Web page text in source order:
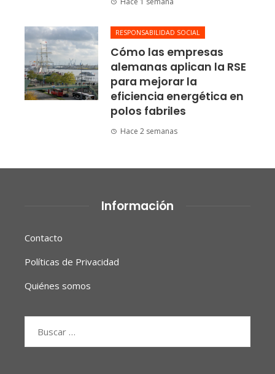
RESPONSABILIDAD SOCIAL
Cómo las empresas
alemanas aplican la RSE
para mejorar la
eficiencia energética en
polos fabriles
Hace 2 semanas
Información
Contacto
Políticas de Privacidad
Quiénes somos